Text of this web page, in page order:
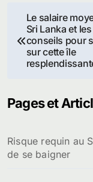
de
l’article
Le salaire
Sri Lanka et les
conseils pour
sur cette île
Pages et
Risque requin au
de se baigner